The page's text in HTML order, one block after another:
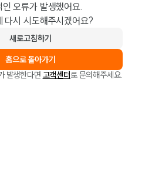
인 오류가 발생했어요.
다시 시도해주시겠어요?
새로고침하기
홈으로 돌아가기
발생한다면 고객센터로 문의해주세요.